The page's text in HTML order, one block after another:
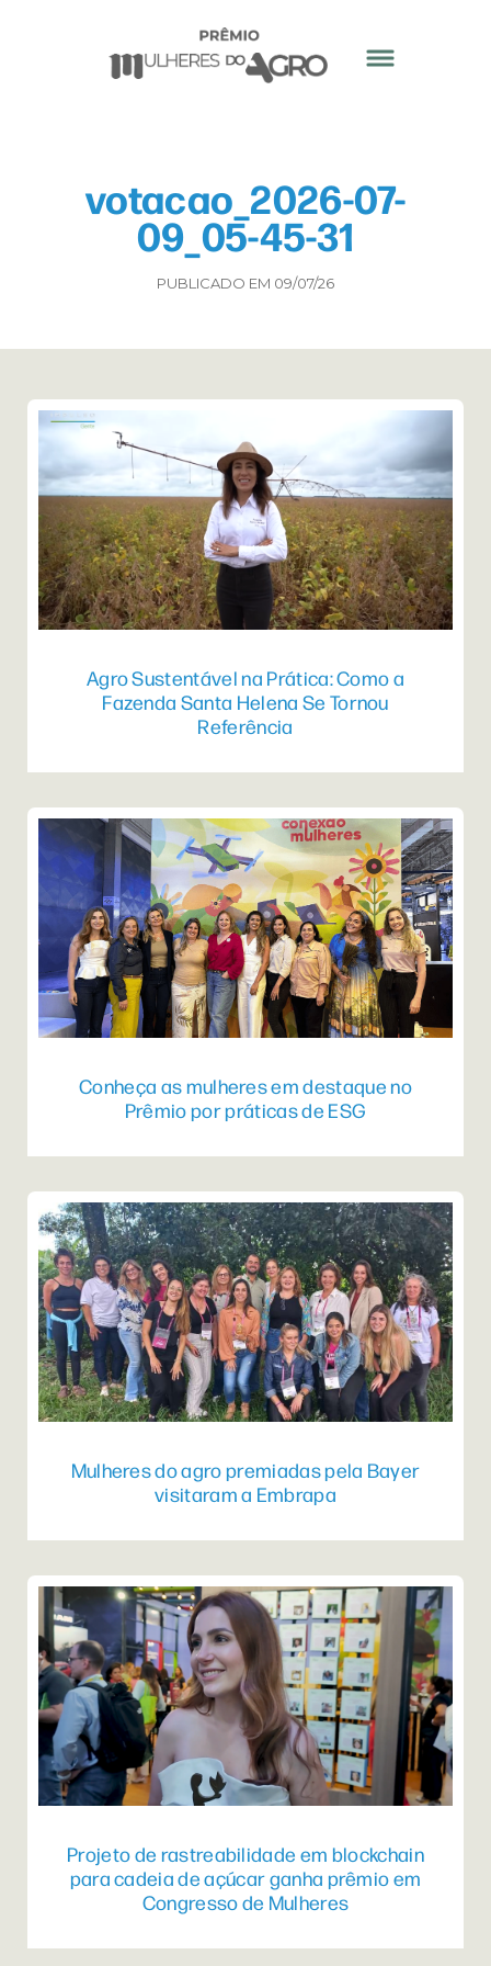
votacao_2026-07-
09_05-45-31
PUBLICADO EM 09/07/26
Agro Sustentável na Prática: Como a
Fazenda Santa Helena Se Tornou
Referência
Conheça as mulheres em destaque no
Prêmio por práticas de ESG
Mulheres do agro premiadas pela Bayer
visitaram a Embrapa
Projeto de rastreabilidade em blockchain
para cadeia de açúcar ganha prêmio em
Congresso de Mulheres